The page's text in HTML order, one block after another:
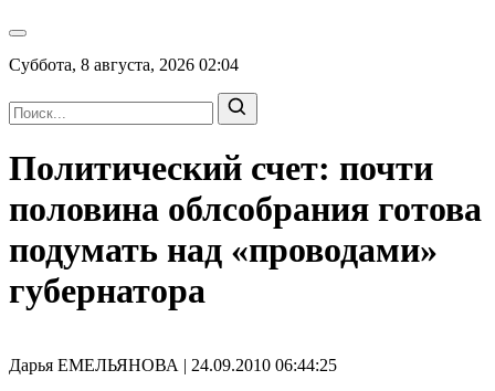
Суббота, 8 августа, 2026 02:04
Политический счет: почти
половина облсобрания готова
подумать над «проводами»
губернатора
Дарья ЕМЕЛЬЯНОВА | 24.09.2010 06:44:25